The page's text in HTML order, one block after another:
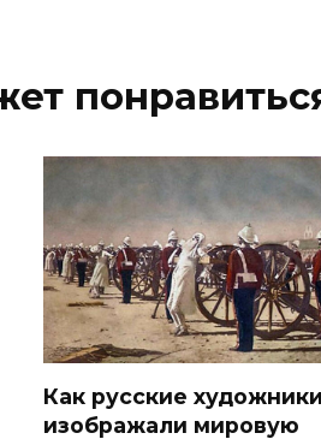
Как русские художники
изображали мировую